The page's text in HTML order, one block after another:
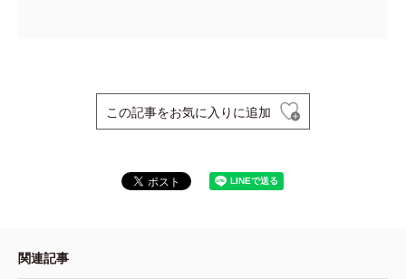
この記事をお気に入りに追加
関連記事